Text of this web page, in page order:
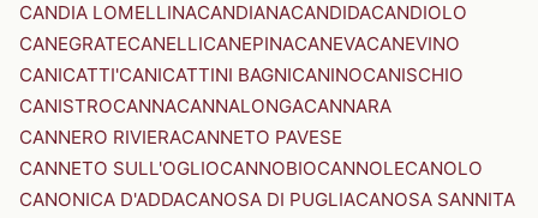
CANDIA LOMELLINACANDIANACANDIDACANDIOLO
CANEGRATECANELLICANEPINACANEVACANEVINO
CANICATTI'CANICATTINI BAGNICANINOCANISCHIO
CANISTROCANNACANNALONGACANNARA
CANNERO RIVIERACANNETO PAVESE
CANNETO SULL'OGLIOCANNOBIOCANNOLECANOLO
CANONICA D'ADDACANOSA DI PUGLIACANOSA SANNITA